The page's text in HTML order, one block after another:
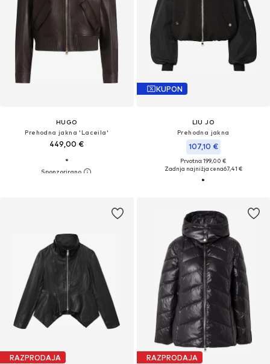
HUGO
Prehodna jakna 'Laceila'
449,00 €
KUPON
LIU JO
Prehodna jakna
107,10 €
Prvotno: 199,00 €
Zadnja najnižja cena67,41 €
RAZPRODAJA RAZPRODAJA